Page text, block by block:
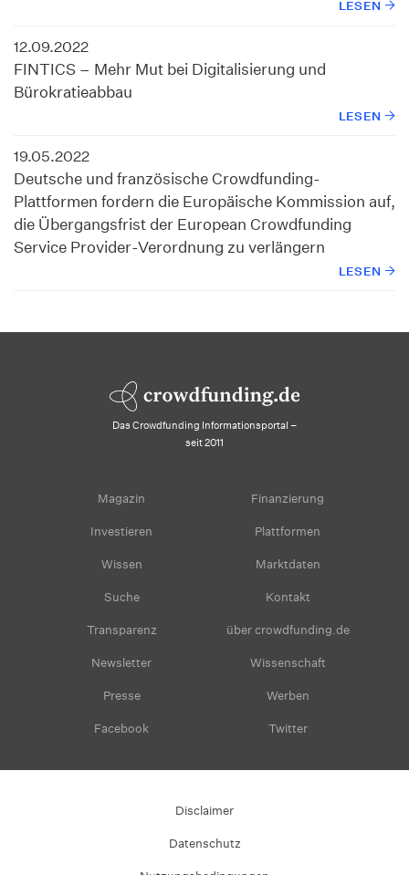
LESEN
12.09.2022
FINTICS – Mehr Mut bei Digitalisierung und
Bürokratieabbau
LESEN
19.05.2022
Deutsche und französische Crowdfunding-
Plattformen fordern die Europäische Kommission auf,
die Übergangsfrist der European Crowdfunding
Service Provider-Verordnung zu verlängern
LESEN
Das Crowdfunding Informationsportal –
seit 2011
Magazin Finanzierung
Investieren Plattformen
Wissen Marktdaten
Suche Kontakt
Transparenz über crowdfunding.de
Newsletter Wissenschaft
Presse Werben
Facebook Twitter
Disclaimer
Datenschutz